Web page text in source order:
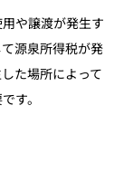
や譲渡が発生す
源泉所得税が発
た場所によって
す。